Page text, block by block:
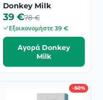
Donkey Milk
39 €78 €
Εξοικονομήστε 39 €
Αγορά Donkey
Milk
-50%